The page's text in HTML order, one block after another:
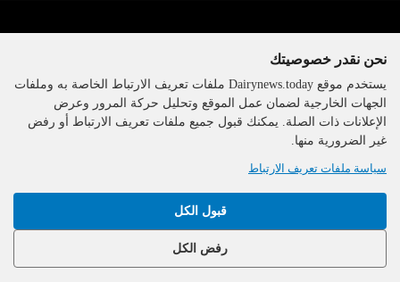
The DairyNews, جميع الحقوق
محفوظة، 2000-2026
نحن نقدر خصوصيتك
يستخدم موقع Dairynews.today ملفات تعريف الارتباط الخاصة به وملفات
الجهات الخارجية لضمان عمل الموقع وتحليل حركة المرور وعرض
الإعلانات ذات الصلة. يمكنك قبول جميع ملفات تعريف الارتباط أو رفض
غير الضرورية منها.
سياسة ملفات تعريف الارتباط
قبول الكل
رفض الكل